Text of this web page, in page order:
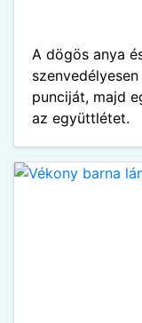
A dögös anya
punciját, majd
az együttlétet.